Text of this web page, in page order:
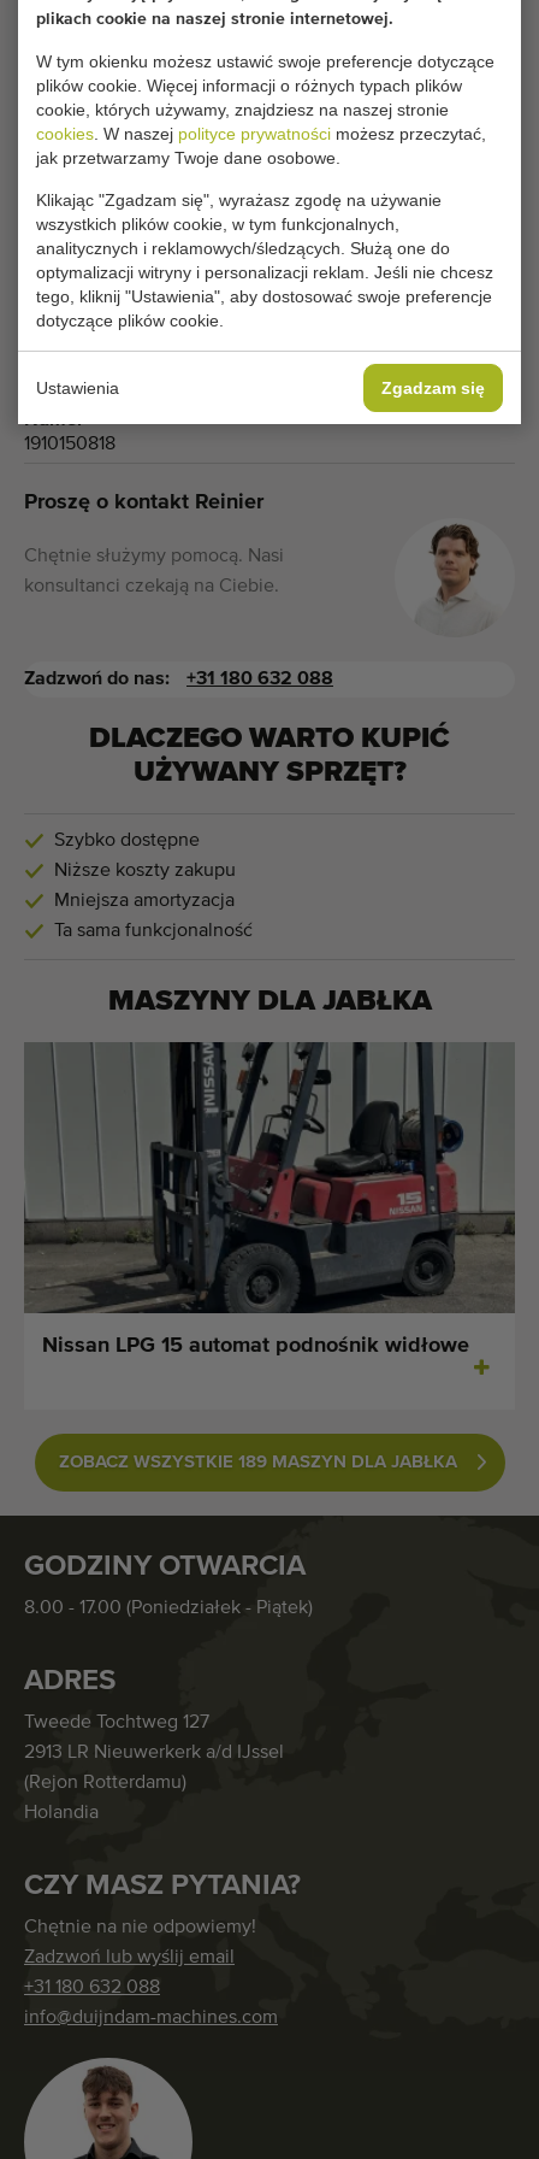
plikach cookie na naszej stronie internetowej.
W tym okienku możesz ustawić swoje preferencje dotyczące
plików cookie. Więcej informacji o różnych typach plików
cookie, których używamy, znajdziesz na naszej stronie
cookies . W naszej polityce prywatności możesz przeczytać,
jak przetwarzamy Twoje dane osobowe.
Klikając "Zgadzam się", wyrażasz zgodę na używanie
wszystkich plików cookie, w tym funkcjonalnych,
analitycznych i reklamowych/śledzących. Służą one do
optymalizacji witryny i personalizacji reklam. Jeśli nie chcesz
tego, kliknij "Ustawienia", aby dostosować swoje preferencje
dotyczące plików cookie.
Ustawienia Zgadzam się
Typ
Maszyny do sortowania jabłek i owoców
Greefa
Grupa produktów
Maszyny do sortowania
Produkt
Jabłka
A3
Numer
1910150818
Proszę o kontakt Reinier
Chętnie służymy pomocą. Nasi
konsultanci czekają na Ciebie.
Zadzwoń do nas: +31 180 632 088
DLACZEGO WARTO KUPIĆ
UŻYWANY SPRZĘT?
Szybko dostępne
Niższe koszty zakupu
Mniejsza amortyzacja
Ta sama funkcjonalność
MASZYNY DLA JABŁKA
Nissan LPG 15 automat podnośnik widłowe
ZOBACZ WSZYSTKIE 189 MASZYN DLA JABŁKA
GODZINY OTWARCIA
8.00 - 17.00 (Poniedziałek - Piątek)
ADRES
Tweede Tochtweg 127
2913 LR Nieuwerkerk a/d IJssel
(Rejon Rotterdamu)
Holandia
CZY MASZ PYTANIA?
Chętnie na nie odpowiemy!
Zadzwoń lub wyślij email
+31 180 632 088
info@duijndam-machines.com